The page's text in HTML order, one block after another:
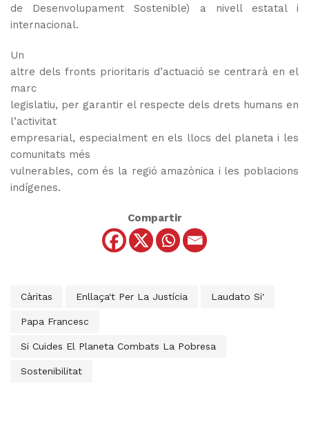
de Desenvolupament Sostenible) a nivell estatal i
internacional.
Un
altre dels fronts prioritaris d’actuació se centrarà en el
marc
legislatiu, per garantir el respecte dels drets humans en
l’activitat
empresarial, especialment en els llocs del planeta i les
comunitats més
vulnerables, com és la regió amazònica i les poblacions
indígenes.
Compartir
Càritas Enllaça't Per La Justícia Laudato Si'
Papa Francesc
Si Cuides El Planeta Combats La Pobresa
Sostenibilitat